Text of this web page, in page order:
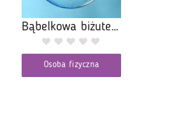
Bąbelkowa biżuteria
Osoba fizyczna